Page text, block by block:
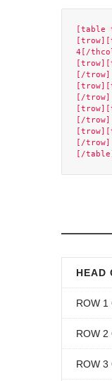
[table
4[/
[/trow]
[/trow]
[/trow]
[/trow]
HEAD
ROW 1
ROW 2
ROW 3